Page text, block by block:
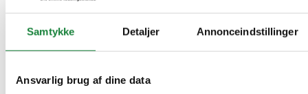
Samtykke Detaljer Annonceindstillinger
Ansvarlig brug af dine data
Suzuki
Tesla
Toyota (1)
Audi